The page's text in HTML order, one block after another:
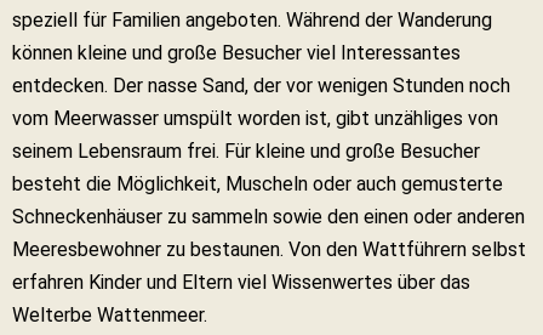
speziell für Familien angeboten. Während der Wanderung
können kleine und große Besucher viel Interessantes
entdecken. Der nasse Sand, der vor wenigen Stunden noch
vom Meerwasser umspült worden ist, gibt unzähliges von
seinem Lebensraum frei. Für kleine und große Besucher
besteht die Möglichkeit, Muscheln oder auch gemusterte
Schneckenhäuser zu sammeln sowie den einen oder anderen
Meeresbewohner zu bestaunen. Von den Wattführern selbst
erfahren Kinder und Eltern viel Wissenwertes über das
Welterbe Wattenmeer.